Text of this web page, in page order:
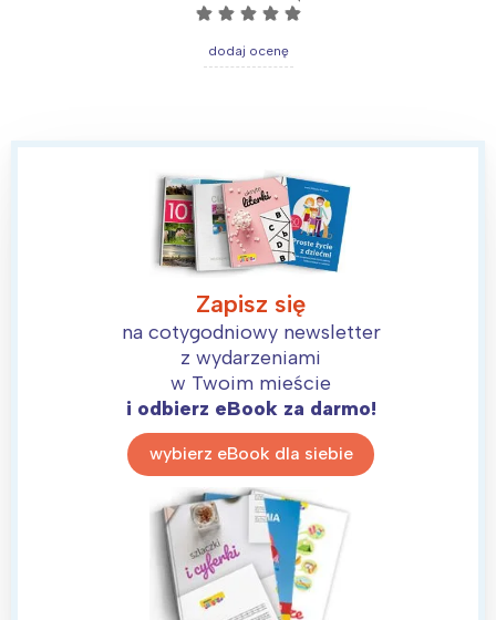
☆ ☆ ☆ ☆ ☆
dodaj ocenę
Zapisz się
na cotygodniowy newsletter
z wydarzeniami
w Twoim mieście
i odbierz eBook za darmo!
wybierz eBook dla siebie